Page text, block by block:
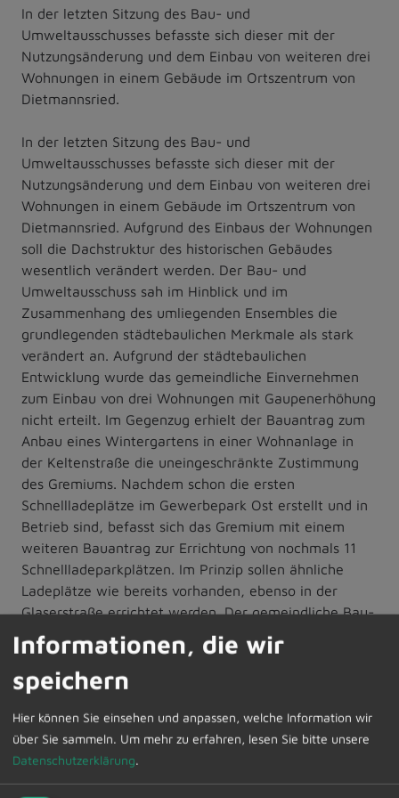
In der letzten Sitzung des Bau- und
Umweltausschusses befasste sich dieser mit der
Nutzungsänderung und dem Einbau von weiteren drei
Wohnungen in einem Gebäude im Ortszentrum von
Dietmannsried.
In der letzten Sitzung des Bau- und
Umweltausschusses befasste sich dieser mit der
Nutzungsänderung und dem Einbau von weiteren drei
Wohnungen in einem Gebäude im Ortszentrum von
Dietmannsried. Aufgrund des Einbaus der Wohnungen
soll die Dachstruktur des historischen Gebäudes
wesentlich verändert werden. Der Bau- und
Umweltausschuss sah im Hinblick und im
Zusammenhang des umliegenden Ensembles die
grundlegenden städtebaulichen Merkmale als stark
verändert an. Aufgrund der städtebaulichen
Entwicklung wurde das gemeindliche Einvernehmen
zum Einbau von drei Wohnungen mit Gaupenerhöhung
nicht erteilt. Im Gegenzug erhielt der Bauantrag zum
Anbau eines Wintergartens in einer Wohnanlage in
der Keltenstraße die uneingeschränkte Zustimmung
des Gremiums. Nachdem schon die ersten
Schnellladeplätze im Gewerbepark Ost erstellt und in
Betrieb sind, befasst sich das Gremium mit einem
weiteren Bauantrag zur Errichtung von nochmals 11
Schnellladeparkplätzen. Im Prinzip sollen ähnliche
Ladeplätze wie bereits vorhanden, ebenso in der
Glaserstraße errichtet werden. Der gemeindliche Bau-
und Umweltausschuss erteilte unter der
Voraussetzung, dass der Stellplatzschlüssel für das
Grundstück eingehalten ist, die Zustimmung.
Beim Tagesordnungspunkt Widmung von öffentlichen
Straßen und Wegen wurden verschiedene
Berichtigungen und Anpassungen des Straßen- und
Wegeverzeichnisses vorgenommen. Die Änderungen
sind im Wesentlichen darin begründet, dass das
Informationen, die wir
speichern
Hier können Sie einsehen und anpassen, welche Information wir
über Sie sammeln. Um mehr zu erfahren, lesen Sie bitte unsere
Datenschutzerklärung.